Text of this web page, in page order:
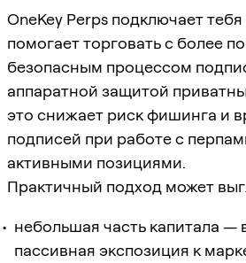
OneKey Perps подключает
помогает торговать с более
безопасным процессом
аппаратной защитой
это снижает риск фишинга и
подписей при работе с
активными позициями.
Практичный подход может
небольшая часть капитала —
пассивная экспозиция к